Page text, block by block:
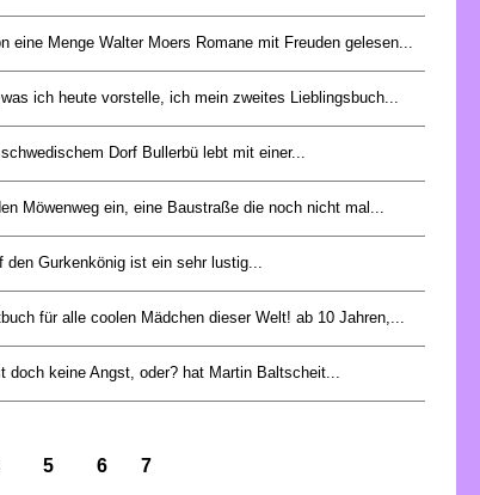
eine Menge Walter Moers Romane mit Freuden gelesen...
ich heute vorstelle, ich mein zweites Lieblingsbuch...
Dorf Bullerbü lebt mit einer...
Möwenweg ein, eine Baustraße die noch nicht mal...
den Gurkenkönig ist ein sehr lustig...
für alle coolen Mädchen dieser Welt! ab 10 Jahren,...
doch keine Angst, oder? hat Martin Baltscheit...
5 6 7